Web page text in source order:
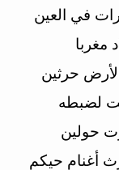
في العين
مغربا
حرثين
لضبطه
حولين
أغنام حيكم